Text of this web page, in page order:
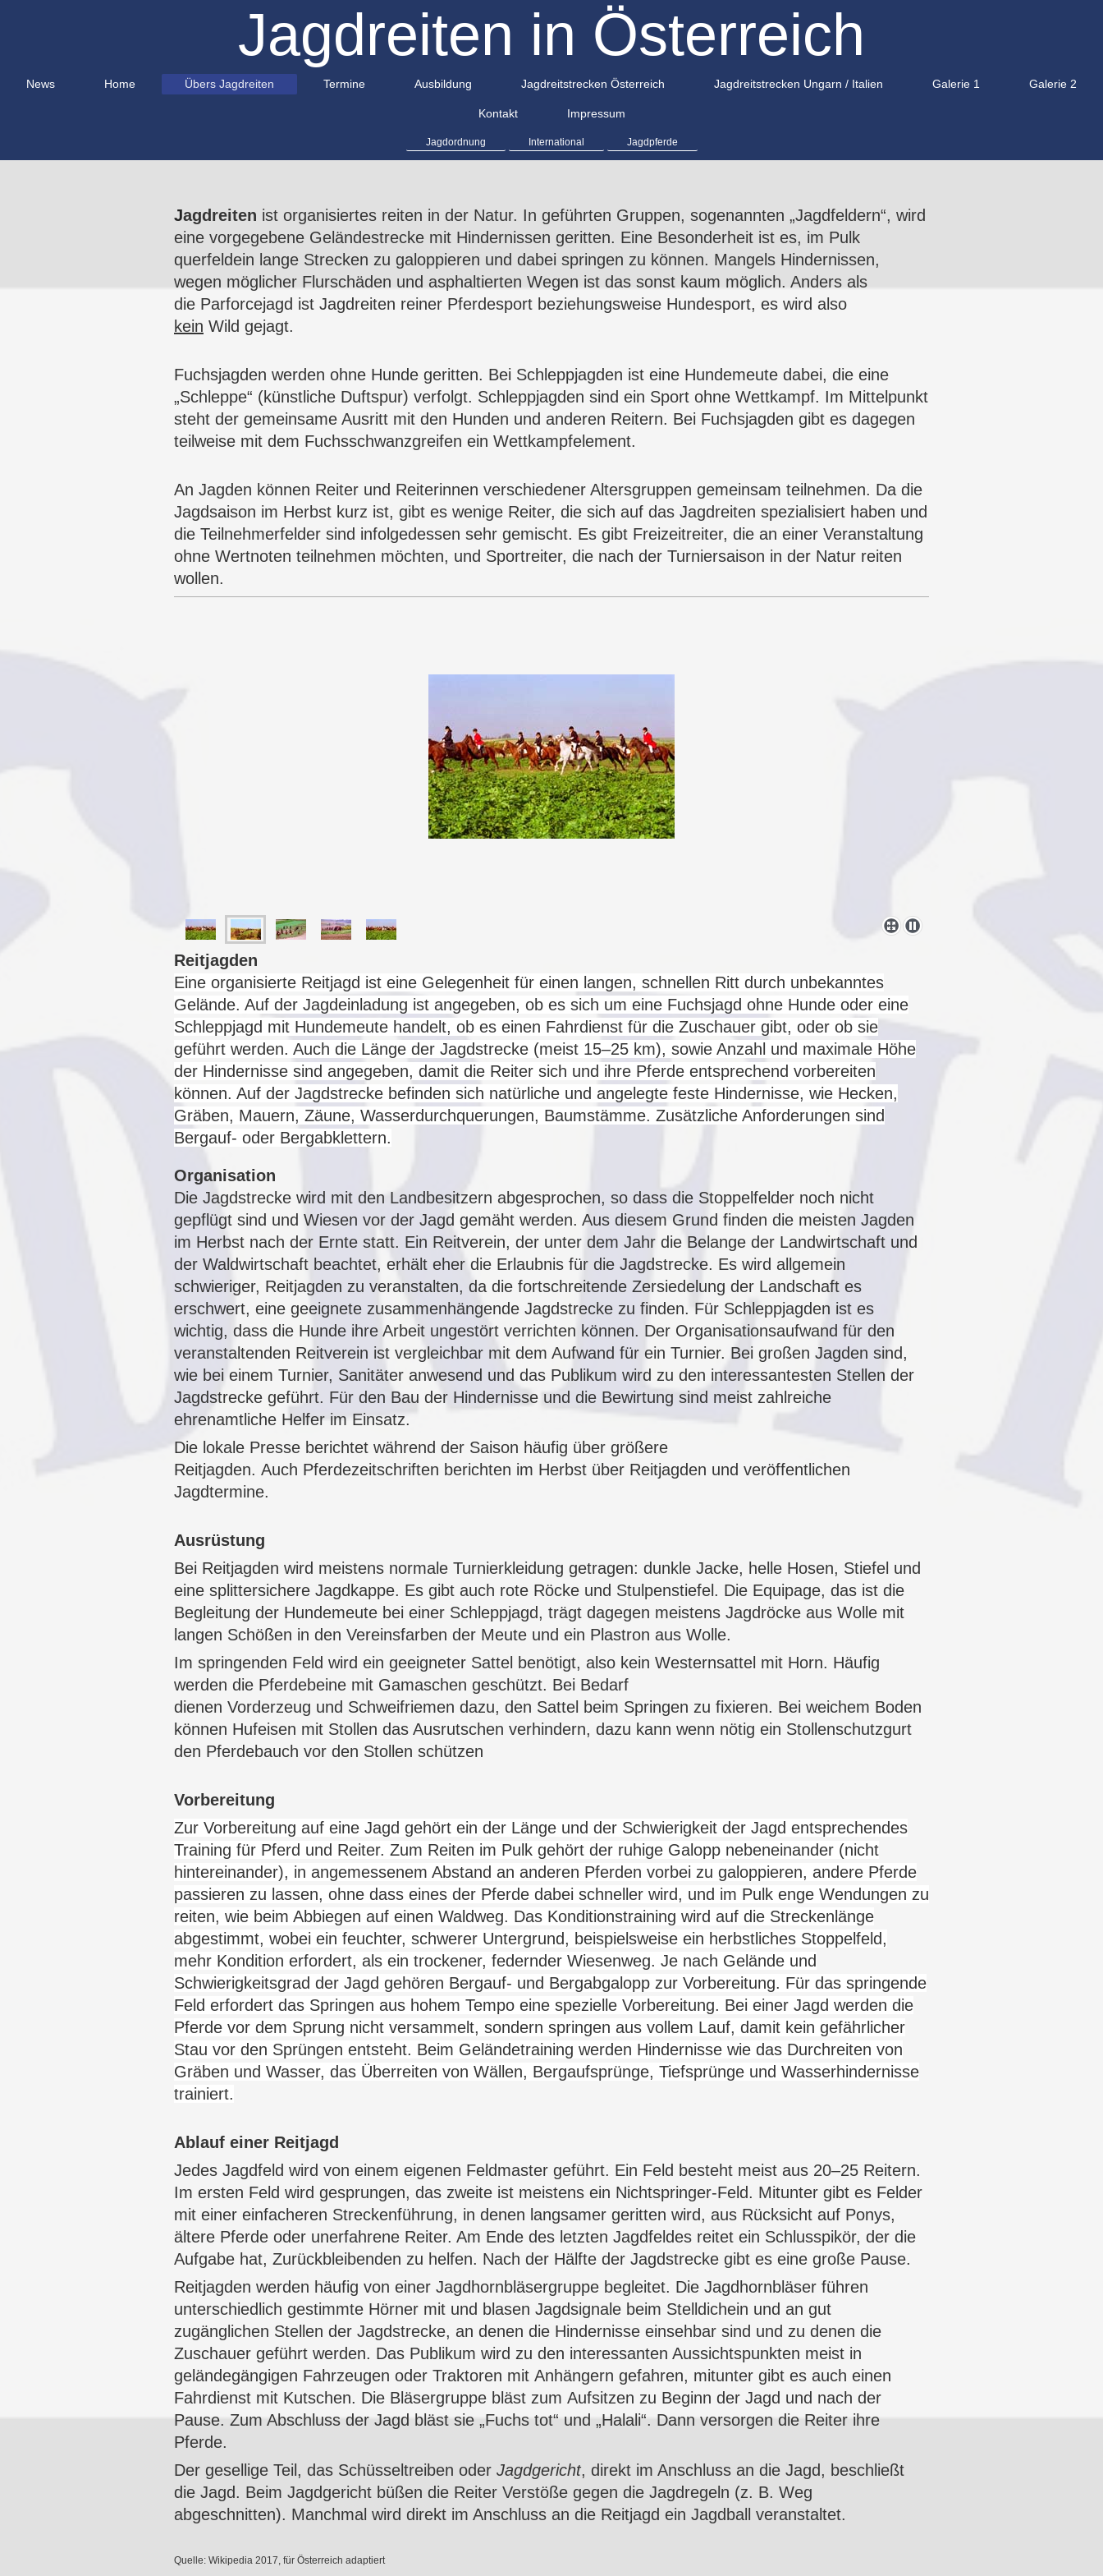
Jagdreiten in Österreich
News Home Übers Jagdreiten Termine Ausbildung Jagdreitstrecken Österreich Jagdreitstrecken Ungarn / Italien Galerie 1 Galerie 2
Kontakt Impressum
Jagdordnung International Jagdpferde
Jagdreiten ist organisiertes reiten in der Natur. In geführten Gruppen, sogenannten „Jagdfeldern“, wird
eine vorgegebene Geländestrecke mit Hindernissen geritten. Eine Besonderheit ist es, im Pulk
querfeldein lange Strecken zu galoppieren und dabei springen zu können. Mangels Hindernissen,
wegen möglicher Flurschäden und asphaltierten Wegen ist das sonst kaum möglich. Anders als
die Parforcejagd ist Jagdreiten reiner Pferdesport beziehungsweise Hundesport, es wird also
kein Wild gejagt.
Fuchsjagden werden ohne Hunde geritten. Bei Schleppjagden ist eine Hundemeute dabei, die eine
„Schleppe“ (künstliche Duftspur) verfolgt. Schleppjagden sind ein Sport ohne Wettkampf. Im Mittelpunkt
steht der gemeinsame Ausritt mit den Hunden und anderen Reitern. Bei Fuchsjagden gibt es dagegen
teilweise mit dem Fuchsschwanzgreifen ein Wettkampfelement.
An Jagden können Reiter und Reiterinnen verschiedener Altersgruppen gemeinsam teilnehmen. Da die
Jagdsaison im Herbst kurz ist, gibt es wenige Reiter, die sich auf das Jagdreiten spezialisiert haben und
die Teilnehmerfelder sind infolgedessen sehr gemischt. Es gibt Freizeitreiter, die an einer Veranstaltung
ohne Wertnoten teilnehmen möchten, und Sportreiter, die nach der Turniersaison in der Natur reiten
wollen.
Reitjagden
Eine organisierte Reitjagd ist eine Gelegenheit für einen langen, schnellen Ritt durch unbekanntes
Gelände. Auf der Jagdeinladung ist angegeben, ob es sich um eine Fuchsjagd ohne Hunde oder eine
Schleppjagd mit Hundemeute handelt, ob es einen Fahrdienst für die Zuschauer gibt, oder ob sie
geführt werden. Auch die Länge der Jagdstrecke (meist 15–25 km), sowie Anzahl und maximale Höhe
der Hindernisse sind angegeben, damit die Reiter sich und ihre Pferde entsprechend vorbereiten
können. Auf der Jagdstrecke befinden sich natürliche und angelegte feste Hindernisse, wie Hecken,
Gräben, Mauern, Zäune, Wasserdurchquerungen, Baumstämme. Zusätzliche Anforderungen sind
Bergauf- oder Bergabklettern.
Organisation
Die Jagdstrecke wird mit den Landbesitzern abgesprochen, so dass die Stoppelfelder noch nicht
gepflügt sind und Wiesen vor der Jagd gemäht werden. Aus diesem Grund finden die meisten Jagden
im Herbst nach der Ernte statt. Ein Reitverein, der unter dem Jahr die Belange der Landwirtschaft und
der Waldwirtschaft beachtet, erhält eher die Erlaubnis für die Jagdstrecke. Es wird allgemein
schwieriger, Reitjagden zu veranstalten, da die fortschreitende Zersiedelung der Landschaft es
erschwert, eine geeignete zusammenhängende Jagdstrecke zu finden. Für Schleppjagden ist es
wichtig, dass die Hunde ihre Arbeit ungestört verrichten können. Der Organisationsaufwand für den
veranstaltenden Reitverein ist vergleichbar mit dem Aufwand für ein Turnier. Bei großen Jagden sind,
wie bei einem Turnier, Sanitäter anwesend und das Publikum wird zu den interessantesten Stellen der
Jagdstrecke geführt. Für den Bau der Hindernisse und die Bewirtung sind meist zahlreiche
ehrenamtliche Helfer im Einsatz.
Die lokale Presse berichtet während der Saison häufig über größere
Reitjagden. Auch Pferdezeitschriften berichten im Herbst über Reitjagden und veröffentlichen
Jagdtermine.
Ausrüstung
Bei Reitjagden wird meistens normale Turnierkleidung getragen: dunkle Jacke, helle Hosen, Stiefel und
eine splittersichere Jagdkappe. Es gibt auch rote Röcke und Stulpenstiefel . Die Equipage, das ist die
Begleitung der Hundemeute bei einer Schleppjagd, trägt dagegen meistens Jagdröcke aus Wolle mit
langen Schößen in den Vereinsfarben der Meute und ein Plastron aus Wolle.
Im springenden Feld wird ein geeigneter Sattel benötigt, also kein Westernsattel mit Horn. Häufig
werden die Pferdebeine mit Gamaschen geschützt. Bei Bedarf
dienen Vorderzeug und Schweifriemen dazu, den Sattel beim Springen zu fixieren. Bei weichem Boden
können Hufeisen mit Stollen das Ausrutschen verhindern, dazu kann wenn nötig ein Stollenschutzgurt
den Pferdebauch vor den Stollen schützen
Vorbereitung
Zur Vorbereitung auf eine Jagd gehört ein der Länge und der Schwierigkeit der Jagd entsprechendes
Training für Pferd und Reiter. Zum Reiten im Pulk gehört der ruhige Galopp nebeneinander (nicht
hintereinander), in angemessenem Abstand an anderen Pferden vorbei zu galoppieren, andere Pferde
passieren zu lassen, ohne dass eines der Pferde dabei schneller wird, und im Pulk enge Wendungen zu
reiten, wie beim Abbiegen auf einen Waldweg. Das Konditionstraining wird auf die Streckenlänge
abgestimmt, wobei ein feuchter, schwerer Untergrund, beispielsweise ein herbstliches Stoppelfeld,
mehr Kondition erfordert, als ein trockener, federnder Wiesenweg. Je nach Gelände und
Schwierigkeitsgrad der Jagd gehören Bergauf- und Bergabgalopp zur Vorbereitung. Für das springende
Feld erfordert das Springen aus hohem Tempo eine spezielle Vorbereitung. Bei einer Jagd werden die
Pferde vor dem Sprung nicht versammelt, sondern springen aus vollem Lauf, damit kein gefährlicher
Stau vor den Sprüngen entsteht. Beim Geländetraining werden Hindernisse wie das Durchreiten von
Gräben und Wasser, das Überreiten von Wällen, Bergaufsprünge, Tiefsprünge und Wasserhindernisse
trainiert.
Ablauf einer Reitjagd
Jedes Jagdfeld wird von einem eigenen Feldmaster geführt. Ein Feld besteht meist aus 20–25 Reitern.
Im ersten Feld wird gesprungen, das zweite ist meistens ein Nichtspringer-Feld. Mitunter gibt es Felder
mit einer einfacheren Streckenführung, in denen langsamer geritten wird, aus Rücksicht auf Ponys,
ältere Pferde oder unerfahrene Reiter. Am Ende des letzten Jagdfeldes reitet ein Schlusspikör, der die
Aufgabe hat, Zurückbleibenden zu helfen. Nach der Hälfte der Jagdstrecke gibt es eine große Pause.
Reitjagden werden häufig von einer Jagdhornbläsergruppe begleitet. Die Jagdhornbläser führen
unterschiedlich gestimmte Hörner mit und blasen Jagdsignale beim Stelldichein und an gut
zugänglichen Stellen der Jagdstrecke, an denen die Hindernisse einsehbar sind und zu denen die
Zuschauer geführt werden. Das Publikum wird zu den interessanten Aussichtspunkten meist in
geländegängigen Fahrzeugen oder Traktoren mit Anhängern gefahren, mitunter gibt es auch einen
Fahrdienst mit Kutschen. Die Bläsergruppe bläst zum Aufsitzen zu Beginn der Jagd und nach der
Pause. Zum Abschluss der Jagd bläst sie „Fuchs tot“ und „Halali“. Dann versorgen die Reiter ihre
Pferde.
Der gesellige Teil, das Schüsseltreiben oder Jagdgericht, direkt im Anschluss an die Jagd, beschließt
die Jagd. Beim Jagdgericht büßen die Reiter Verstöße gegen die Jagdregeln (z. B. Weg
abgeschnitten). Manchmal wird direkt im Anschluss an die Reitjagd ein Jagdball veranstaltet.
Quelle: Wikipedia 2017, für Österreich adaptiert